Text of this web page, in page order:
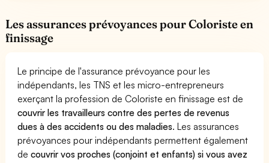
Les assurances prévoyances pour Coloriste en
finissage
Le principe de l'assurance prévoyance pour les
indépendants, les TNS et les micro-entrepreneurs
exerçant la profession de Coloriste en finissage est de
couvrir les travailleurs contre des pertes de revenus
dues à des accidents ou des maladies. Les assurances
prévoyances pour indépendants permettent également
decouvrir vos proches (conjoint et enfants) si vous avez